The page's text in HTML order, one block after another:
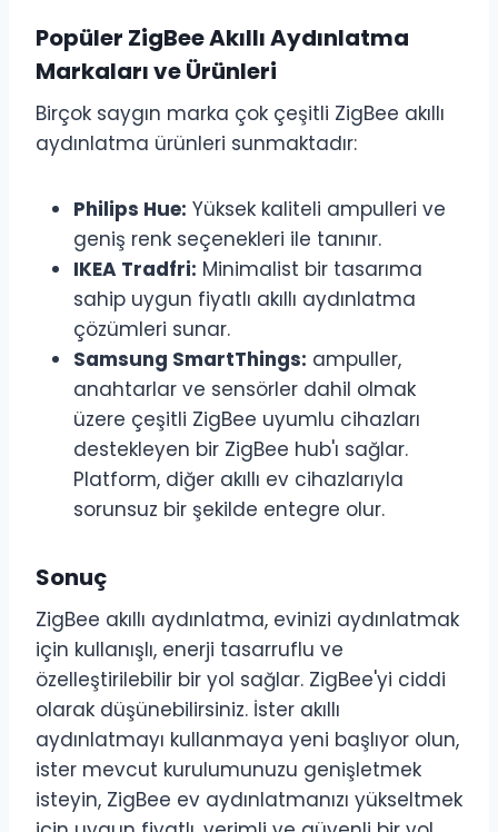
Popüler ZigBee Akıllı Aydınlatma
Markaları ve Ürünleri
Birçok saygın marka çok çeşitli ZigBee akıllı
aydınlatma ürünleri sunmaktadır:
Philips Hue: Yüksek kaliteli ampulleri ve
geniş renk seçenekleri ile tanınır.
IKEA Tradfri: Minimalist bir tasarıma
sahip uygun fiyatlı akıllı aydınlatma
çözümleri sunar.
Samsung SmartThings: ampuller,
anahtarlar ve sensörler dahil olmak
üzere çeşitli ZigBee uyumlu cihazları
destekleyen bir ZigBee hub'ı sağlar.
Platform, diğer akıllı ev cihazlarıyla
sorunsuz bir şekilde entegre olur.
Sonuç
ZigBee akıllı aydınlatma, evinizi aydınlatmak
için kullanışlı, enerji tasarruflu ve
özelleştirilebilir bir yol sağlar. ZigBee'yi ciddi
olarak düşünebilirsiniz. İster akıllı
aydınlatmayı kullanmaya yeni başlıyor olun,
ister mevcut kurulumunuzu genişletmek
isteyin, ZigBee ev aydınlatmanızı yükseltmek